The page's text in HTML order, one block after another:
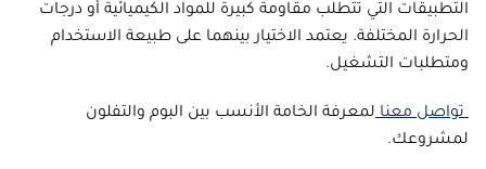
التطبيقات التي تتطلب مقاومة كبيرة للمواد الكيميائية أو درجات
الحرارة المختلفة. يعتمد الاختيار بينهما على طبيعة الاستخدام
ومتطلبات التشغيل.
تواصل معنالمعرفة الخامة الأنسب بين البوم والتفلون
لمشروعك.